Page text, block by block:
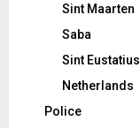
Sint Maarten
Saba
Sint Eustatius
Netherlands
Police